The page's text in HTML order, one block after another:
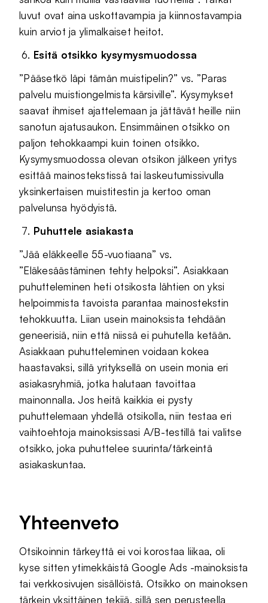
luvut ovat aina uskottavampia ja kiinnostavampia
kuin arviot ja ylimalkaiset heitot.
Esitä otsikko kysymysmuodossa
”Pääsetkö läpi tämän muistipelin?” vs. ”Paras
palvelu muistiongelmista kärsiville”. Kysymykset
saavat ihmiset ajattelemaan ja jättävät heille niin
sanotun ajatusaukon. Ensimmäinen otsikko on
paljon tehokkaampi kuin toinen otsikko.
Kysymysmuodossa olevan otsikon jälkeen yritys
esittää mainostekstissä tai laskeutumissivulla
yksinkertaisen muistitestin ja kertoo oman
palvelunsa hyödyistä.
Puhuttele asiakasta
”Jää eläkkeelle 55-vuotiaana” vs.
”Eläkesäästäminen tehty helpoksi”. Asiakkaan
puhutteleminen heti otsikosta lähtien on yksi
helpoimmista tavoista parantaa mainostekstin
tehokkuutta. Liian usein mainoksista tehdään
geneerisiä, niin että niissä ei puhutella ketään.
Asiakkaan puhutteleminen voidaan kokea
haastavaksi, sillä yrityksellä on usein monia eri
asiakasryhmiä, jotka halutaan tavoittaa
mainonnalla. Jos heitä kaikkia ei pysty
puhuttelemaan yhdellä otsikolla, niin testaa eri
vaihtoehtoja mainoksissasi A/B-testillä tai valitse
otsikko, joka puhuttelee suurinta/tärkeintä
asiakaskuntaa.
Yhteenveto
Otsikoinnin tärkeyttä ei voi korostaa liikaa, oli
kyse sitten ytimekkäistä Google Ads -mainoksista
tai verkkosivujen sisällöistä. Otsikko on mainoksen
tärkein yksittäinen tekijä, sillä sen perusteella